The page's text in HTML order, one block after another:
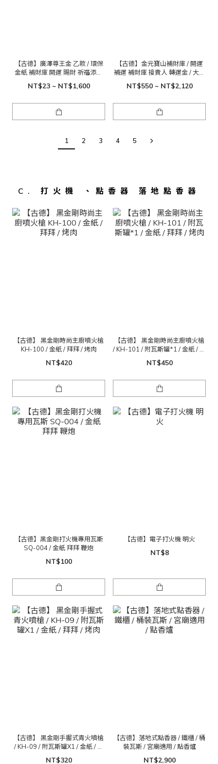
【古德】廣澤尊王金 乙款 / 環保
金紙 補財庫 開運 賜財 祈福添財
NT$23 ~ NT$1,600
【古德】金元寶山補財庫 / 開運
補運 補財庫 接貴人 轉運金 / 大元
NT$550 ~ NT$2,120
1 2 3 4 5
C. 打火機 、點香器 落地點香器
【古德】 黑金剛時尚主廚噴火槍
KH-100 / 金紙 / 拜拜 / 烤肉
NT$420
【古德】 黑金剛時尚主廚噴火槍
/ KH-101 / 附瓦斯罐*1 / 金紙 / 拜
拜 / 烤肉
NT$450
【古德】黑金剛打火機專用瓦斯
SQ-004 / 金紙 拜拜 鞭炮
NT$100
【古德】電子打火機 明火
NT$8
【古德】 黑金剛手握式青火噴槍
/ KH-09 / 附瓦斯罐X1 / 金紙 / 拜
拜 / 烤肉
NT$320
【古德】落地式點香器 / 鐵櫃 / 桶
裝瓦斯 / 宮廟適用 / 點香爐
NT$2,900